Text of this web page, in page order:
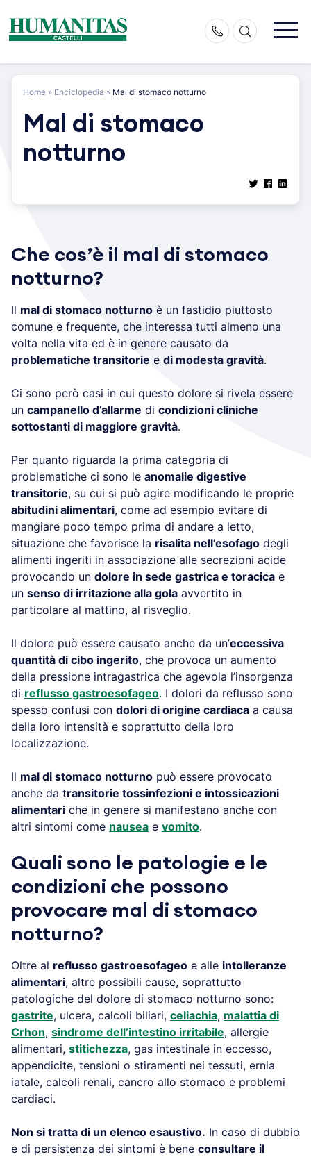
content
Home » Enciclopedia » Mal di stomaco notturno
Mal di stomaco
notturno
Che cos’è il mal di stomaco
notturno?
Il mal di stomaco notturno è un fastidio piuttosto
comune e frequente, che interessa tutti almeno una
volta nella vita ed è in genere causato da
problematiche transitorie e di modesta gravità.
Ci sono però casi in cui questo dolore si rivela essere
un campanello d’allarme di condizioni cliniche
sottostanti di maggiore gravità.
Per quanto riguarda la prima categoria di
problematiche ci sono le anomalie digestive
transitorie, su cui si può agire modificando le proprie
abitudini alimentari, come ad esempio evitare di
mangiare poco tempo prima di andare a letto,
situazione che favorisce la risalita nell’esofago degli
alimenti ingeriti in associazione alle secrezioni acide
provocando un dolore in sede gastrica e toracica e
un senso di irritazione alla gola avvertito in
particolare al mattino, al risveglio.
Il dolore può essere causato anche da un’eccessiva
quantità di cibo ingerito, che provoca un aumento
della pressione intragastrica che agevola l’insorgenza
di reflusso gastroesofageo. I dolori da reflusso sono
spesso confusi con dolori di origine cardiaca a causa
della loro intensità e soprattutto della loro
localizzazione.
Il mal di stomaco notturno può essere provocato
anche da transitorie tossinfezioni e intossicazioni
alimentari che in genere si manifestano anche con
altri sintomi come nausea e vomito.
Quali sono le patologie e le
condizioni che possono
provocare mal di stomaco
notturno?
Oltre al reflusso gastroesofageo e alle intolleranze
alimentari, altre possibili cause, soprattutto
patologiche del dolore di stomaco notturno sono:
gastrite, ulcera, calcoli biliari, celiachia, malattia di
Crhon, sindrome dell’intestino irritabile, allergie
alimentari, stitichezza, gas intestinale in eccesso,
appendicite, tensioni o stiramenti nei tessuti, ernia
iatale, calcoli renali, cancro allo stomaco e problemi
cardiaci.
Non si tratta di un elenco esaustivo. In caso di dubbio
e di persistenza dei sintomi è bene consultare il